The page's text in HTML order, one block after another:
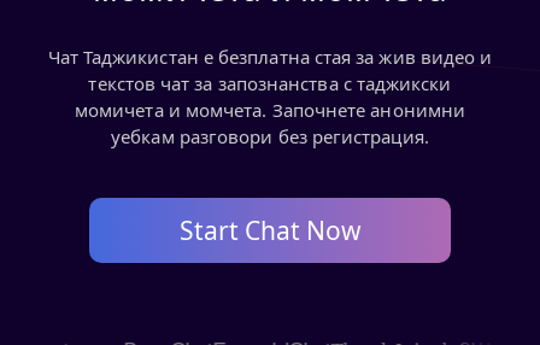
Чат Таджикистан е безплатна стая за жив видео и
текстов чат за запознанства с таджикски
момичета и момчета. Започнете анонимни
уебкам разговори без регистрация.
Start Chat Now